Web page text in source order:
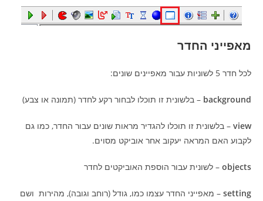
מאפייני החדר
לכל חדר 5 לשוניות עבור מאפיינים שונים:
background – בלשונית זו תוכלו לבחור רקע לחדר (תמונה או צבע)
view – בלשונית זו תוכלו להגדיר מראות שונים עבור החדר, כמו גם
לקבוע האם המראה יעקוב אחר אוביקט מסוים.
objects – לשונית עבור הוספת האוביקטים לחדר
setting – מאפייני החדר עצמו כמו, גודל (רוחב וגובה), מהירות ושם